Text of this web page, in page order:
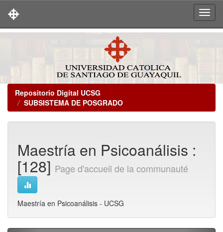
Repositorio Digital UCSG
SUBSISTEMA DE POSGRADO
Maestría en Psicoanálisis :
[128] Page d'accueil de la communauté
Maestría en Psicoanálisis - UCSG